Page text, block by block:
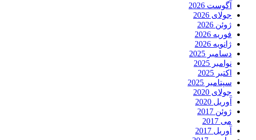
آگوست 2026
جولای 2026
ژوئن 2026
فوریه 2026
ژانویه 2026
دسامبر 2025
نوامبر 2025
اکتبر 2025
سپتامبر 2025
جولای 2020
آوریل 2020
ژوئن 2017
می 2017
آوریل 2017